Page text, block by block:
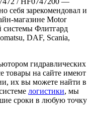
себя зарекомендовал и
магазине Motor
системы Флитгард
DAF, Scania,
гидравлических
товары на сайте имеют
их вы можете найти в
логистики, мы
сроки в любую точку